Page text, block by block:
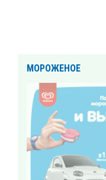
МОРОЖЕНОЕ